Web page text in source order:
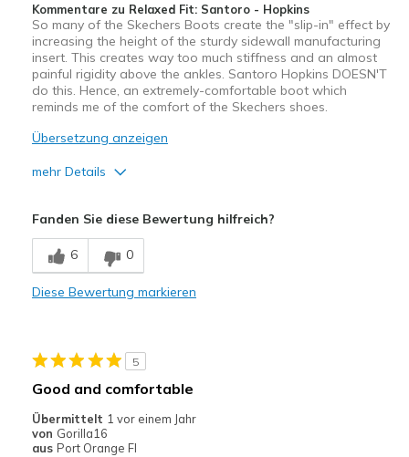
Kommentare zu Relaxed Fit: Santoro - Hopkins
So many of the Skechers Boots create the "slip-in" effect by
increasing the height of the sturdy sidewall manufacturing
insert. This creates way too much stiffness and an almost
painful rigidity above the ankles. Santoro Hopkins DOESN'T
do this. Hence, an extremely-comfortable boot which
reminds me of the comfort of the Skechers shoes.
Übersetzung anzeigen
mehr Details
Breathe Well
Comfortable
Stylish
Nachteile
Wish they were waterproof.
Fanden Sie diese Bewertung hilfreich?
6 0
Diese Bewertung markieren
5
Good and comfortable
Übermittelt 1 vor einem Jahr
von Gorilla16
aus Port Orange Fl